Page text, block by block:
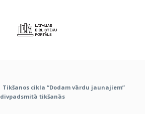
Tikšanos cikla “Dodam vārdu jaunajiem”
divpadsmitā tikšanās